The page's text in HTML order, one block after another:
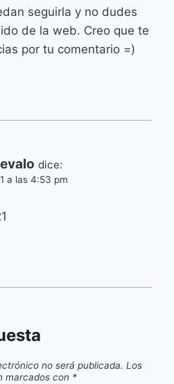
seguirla y no dudes
de la web. Creo que te
por tu comentario =)
dice:
a las 4:53 pm
no será publicada. Los
marcados con *